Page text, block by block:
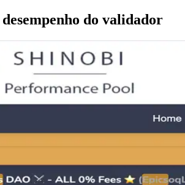
do validador